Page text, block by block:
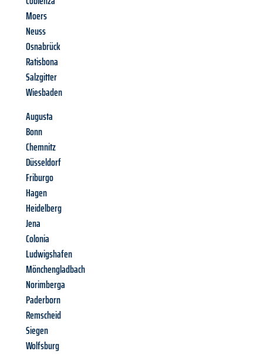
Moers
Neuss
Osnabrück
Ratisbona
Salzgitter
Wiesbaden
Augusta
Bonn
Chemnitz
Düsseldorf
Friburgo
Hagen
Heidelberg
Jena
Colonia
Ludwigshafen
Mönchengladbach
Norimberga
Paderborn
Remscheid
Siegen
Wolfsburg